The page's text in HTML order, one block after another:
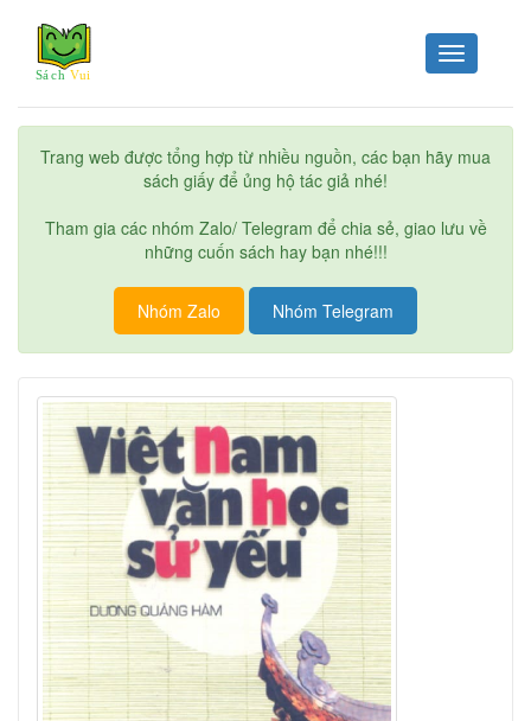
Toggle
navigation
Trang web được tổng hợp từ nhiều nguồn, các bạn hãy mua
sách giấy để ủng hộ tác giả nhé!
Tham gia các nhóm Zalo/ Telegram để chia sẻ, giao lưu về
những cuốn sách hay bạn nhé!!!
Nhóm Zalo Nhóm Telegram